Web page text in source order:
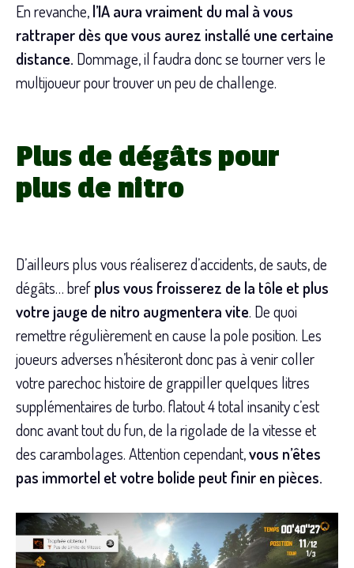
En revanche,l’IA aura vraiment du mal à vous
rattraper dès que vous aurez installé une certaine
distance. Dommage, il faudra donc se tourner vers le
multijoueur pour trouver un peu de challenge.
Plus de dégâts pour
plus de nitro
D’ailleurs plus vous réaliserez d’accidents, de sauts, de
dégâts… brefplus vous froisserez de la tôle et plus
votre jauge de nitro augmentera vite. De quoi
remettre régulièrement en cause la pole position. Les
joueurs adverses n’hésiteront donc pas à venir coller
votre parechoc histoire de grappiller quelques litres
supplémentaires de turbo. flatout 4 total insanity c’est
donc avant tout du fun, de la rigolade de la vitesse et
des carambolages. Attention cependant,vous n’êtes
pas immortel et votre bolide peut finir en pièces.